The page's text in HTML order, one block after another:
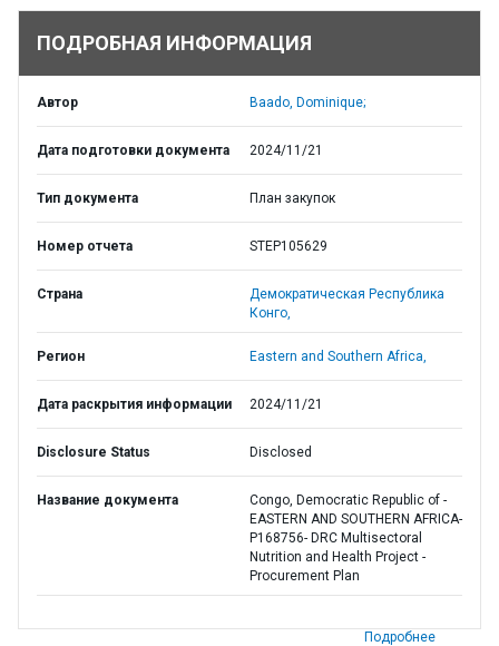
ПОДРОБНАЯ ИНФОРМАЦИЯ
Автор Baado, Dominique;
Дата подготовки документа 2024/11/21
Тип документа План закупок
Номер отчета STEP105629
Страна
Демократическая Республика
Конго,
Регион Eastern and Southern Africa,
Дата раскрытия информации 2024/11/21
Disclosure Status Disclosed
Название документа
Congo, Democratic Republic of -
EASTERN AND SOUTHERN AFRICA-
P168756- DRC Multisectoral
Nutrition and Health Project -
Procurement Plan
Подробнее